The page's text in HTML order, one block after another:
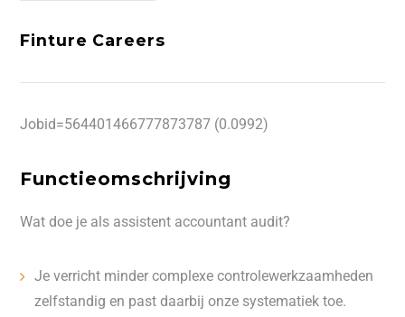
Finture Careers
Jobid=564401466777873787 (0.0992)
Functieomschrijving
Wat doe je als assistent accountant audit?
Je verricht minder complexe controlewerkzaamheden
zelfstandig en past daarbij onze systematiek toe.